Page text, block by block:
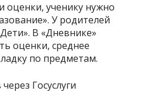
оценки, ученику нужно
У родителей
В «Дневнике»
оценки, среднее
по предметам.